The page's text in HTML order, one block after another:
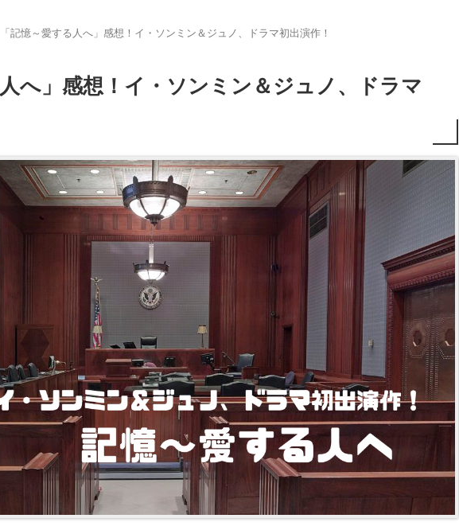
「記憶～愛する人へ」感想！イ・ソンミン＆ジュノ、ドラマ初出演作！
人へ」感想！イ・ソンミン＆ジュノ、ドラマ